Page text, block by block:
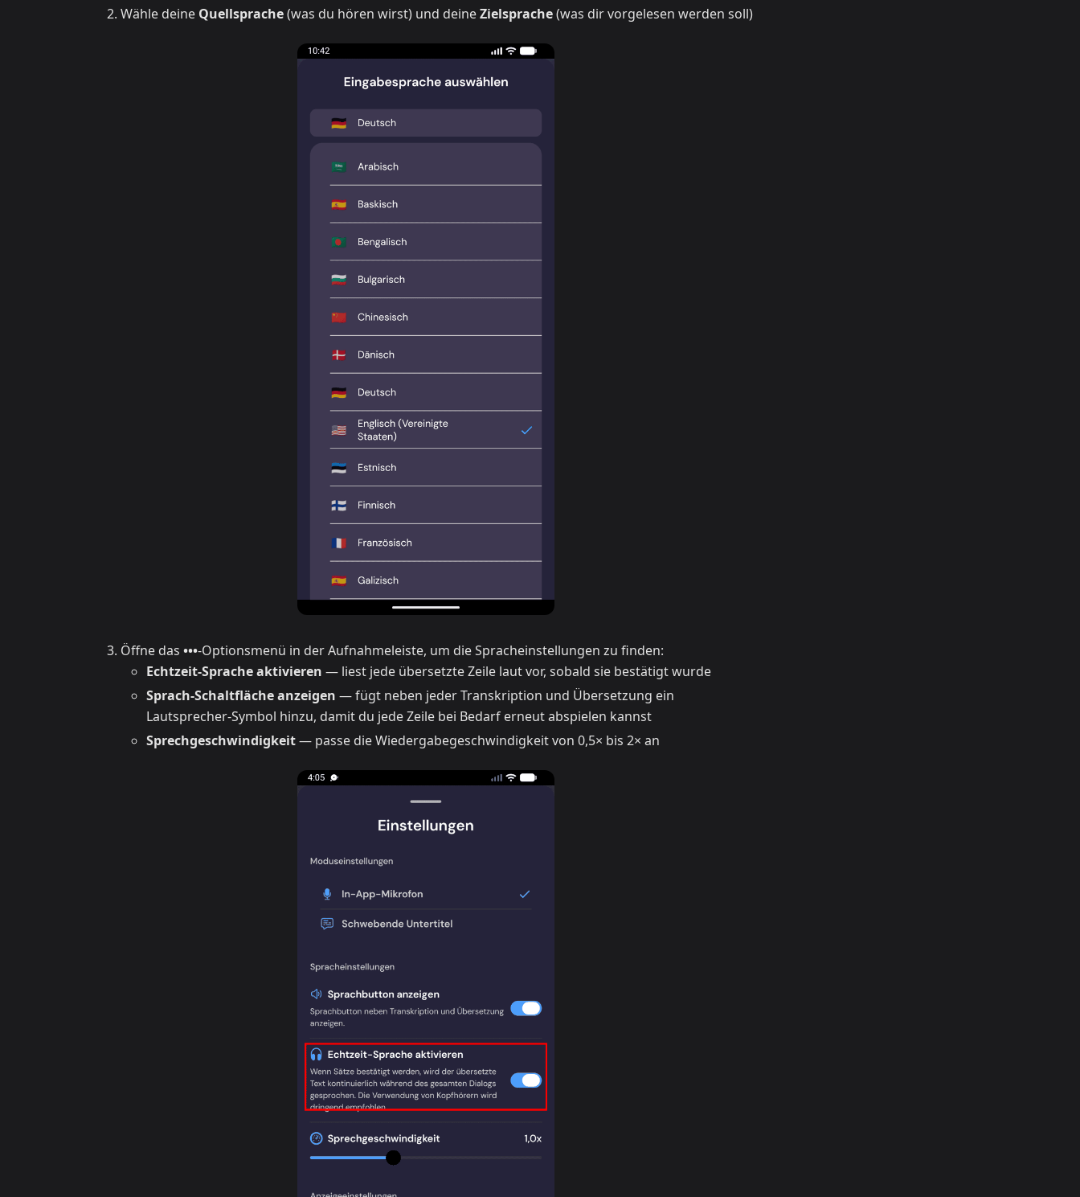
Wähle deine Quellsprache(was du hören wirst) und deineZielsprache(was dir vorgelesen werden soll)
Öffne das •••-Optionsmenü in der Aufnahmeleiste, um die Spracheinstellungen zu finden:
Echtzeit-Sprache aktivieren — liest jede übersetzte Zeile laut vor, sobald sie bestätigt wurde
Sprach-Schaltfläche anzeigen — fügt neben jeder Transkription und Übersetzung ein
Lautsprecher-Symbol hinzu, damit du jede Zeile bei Bedarf erneut abspielen kannst
Sprechgeschwindigkeit— passe die Wiedergabegeschwindigkeit von 0,5× bis 2× an